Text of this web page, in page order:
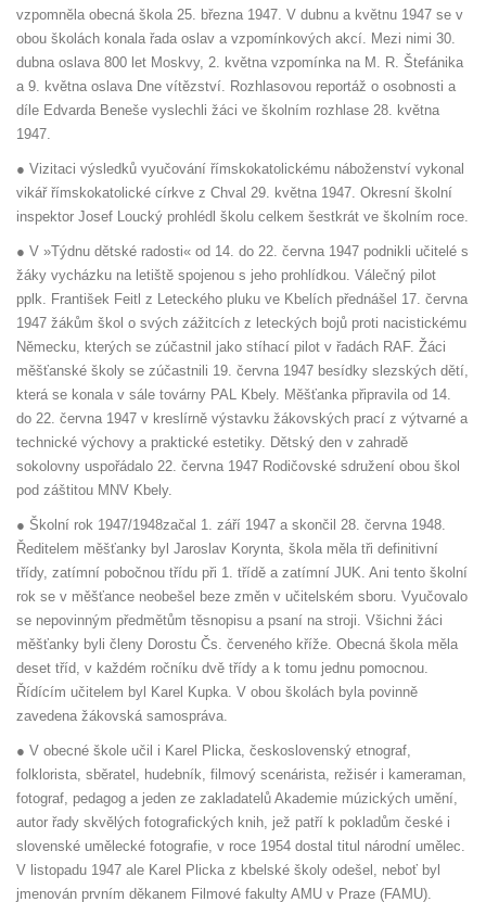
vzpomněla obecná škola 25. března 1947. V dubnu a květnu 1947 se v
obou školách konala řada oslav a vzpomínkových akcí. Mezi nimi 30.
dubna oslava 800 let Moskvy, 2. května vzpomínka na M. R. Štefánika
a 9. května oslava Dne vítězství. Rozhlasovou reportáž o osobnosti a
díle Edvarda Beneše vyslechli žáci ve školním rozhlase 28. května
1947.
● Vizitaci výsledků vyučování římskokatolickému náboženství vykonal
vikář římskokatolické církve z Chval 29. května 1947. Okresní školní
inspektor Josef Loucký prohlédl školu celkem šestkrát ve školním roce.
● V »Týdnu dětské radosti« od 14. do 22. června 1947 podnikli učitelé s
žáky vycházku na letiště spojenou s jeho prohlídkou. Válečný pilot
pplk. František Feitl z Leteckého pluku ve Kbelích přednášel 17. června
1947 žákům škol o svých zážitcích z leteckých bojů proti nacistickému
Německu, kterých se zúčastnil jako stíhací pilot v řadách RAF. Žáci
měšťanské školy se zúčastnili 19. června 1947 besídky slezských dětí,
která se konala v sále továrny PAL Kbely. Měšťanka připravila od 14.
do 22. června 1947 v kreslírně výstavku žákovských prací z výtvarné a
technické výchovy a praktické estetiky. Dětský den v zahradě
sokolovny uspořádalo 22. června 1947 Rodičovské sdružení obou škol
pod záštitou MNV Kbely.
● Školní rok 1947/1948začal 1. září 1947 a skončil 28. června 1948.
Ředitelem měšťanky byl Jaroslav Korynta, škola měla tři definitivní
třídy, zatímní pobočnou třídu při 1. třídě a zatímní JUK. Ani tento školní
rok se v měšťance neobešel beze změn v učitelském sboru. Vyučovalo
se nepovinným předmětům těsnopisu a psaní na stroji. Všichni žáci
měšťanky byli členy Dorostu Čs. červeného kříže. Obecná škola měla
deset tříd, v každém ročníku dvě třídy a k tomu jednu pomocnou.
Řídícím učitelem byl Karel Kupka. V obou školách byla povinně
zavedena žákovská samospráva.
● V obecné škole učil i Karel Plicka, československý etnograf,
folklorista, sběratel, hudebník, filmový scenárista, režisér i kameraman,
fotograf, pedagog a jeden ze zakladatelů Akademie múzických umění,
autor řady skvělých fotografických knih, jež patří k pokladům české i
slovenské umělecké fotografie, v roce 1954 dostal titul národní umělec.
V listopadu 1947 ale Karel Plicka z kbelské školy odešel, neboť byl
jmenován prvním děkanem Filmové fakulty AMU v Praze (FAMU).